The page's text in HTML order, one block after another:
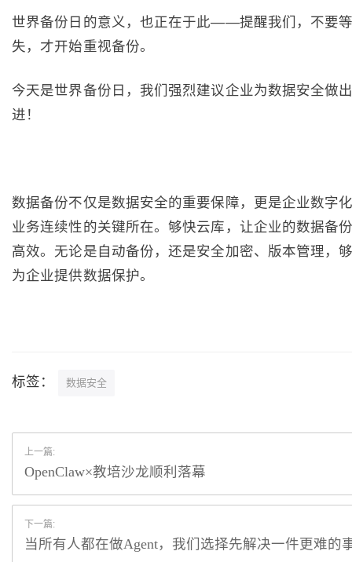
世界备份日的意义，也正在于此——提醒我们，不要
失，才开始重视备份。
今天是世界备份日，我们强烈建议企业为数据安全做
进！
数据备份不仅是数据安全的重要保障，更是企业数字
业务连续性的关键所在。够快云库，让企业的数据备
高效。无论是自动备份，还是安全加密、版本管理，
为企业提供数据保护。
标签： 数据安全
上一篇:
OpenClaw×教培沙龙顺利落幕
下一篇:
当所有人都在做Agent，我们选择先解决一件更难的